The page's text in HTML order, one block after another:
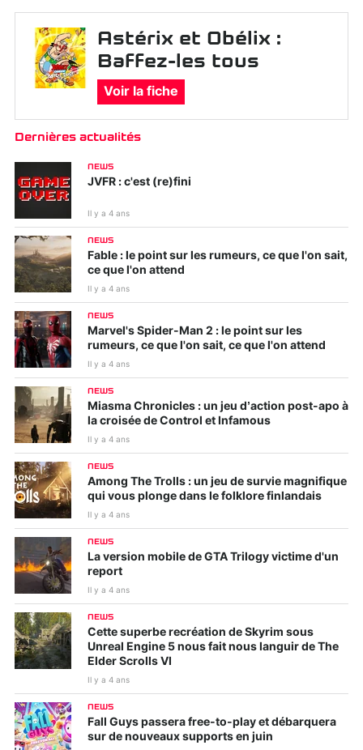
Astérix et Obélix :
Baffez-les tous
Voir la fiche
Dernières actualités
NEWS
JVFR : c'est (re)fini
Il y a 4 ans
NEWS
Fable : le point sur les rumeurs, ce que l'on sait,
ce que l'on attend
Il y a 4 ans
NEWS
Marvel's Spider-Man 2 : le point sur les
rumeurs, ce que l'on sait, ce que l'on attend
Il y a 4 ans
NEWS
Miasma Chronicles : un jeu d’action post-apo à
la croisée de Control et Infamous
Il y a 4 ans
NEWS
Among The Trolls : un jeu de survie magnifique
qui vous plonge dans le folklore finlandais
Il y a 4 ans
NEWS
La version mobile de GTA Trilogy victime d'un
report
Il y a 4 ans
NEWS
Cette superbe recréation de Skyrim sous
Unreal Engine 5 nous fait nous languir de The
Elder Scrolls VI
Il y a 4 ans
NEWS
Fall Guys passera free-to-play et débarquera
sur de nouveaux supports en juin